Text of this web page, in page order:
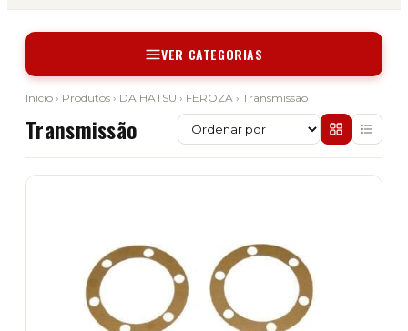
VER CATEGORIAS
Início › Produtos › DAIHATSU › FEROZA › Transmissão
Transmissão